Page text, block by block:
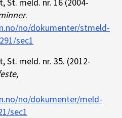
.
no/dokumenter/stmeld-
sec1
St. meld. nr. 35. (2012-
no/dokumenter/meld-
sec1